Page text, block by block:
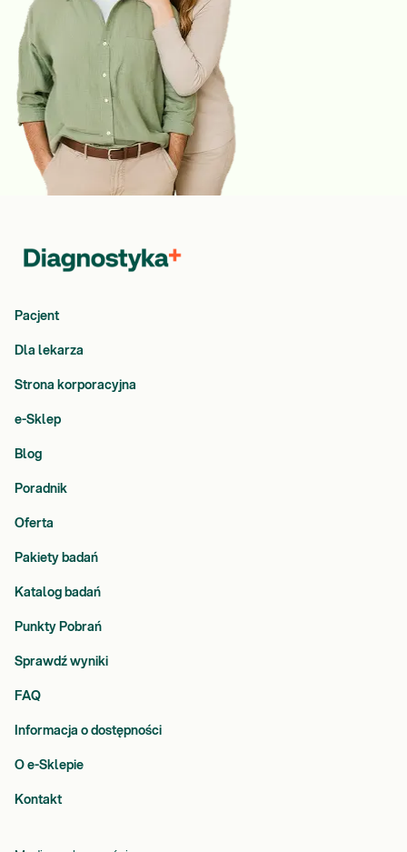
Pacjent
Dla lekarza
Strona korporacyjna
e-Sklep
Blog
Poradnik
Oferta
Pakiety badań
Katalog badań
Punkty Pobrań
Sprawdź wyniki
FAQ
Informacja o dostępności
O e-Sklepie
Kontakt